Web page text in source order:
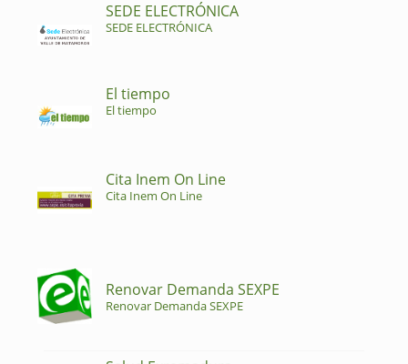
SEDE ELECTRÓNICA
SEDE ELECTRÓNICA
El tiempo
El tiempo
Cita Inem On Line
Cita Inem On Line
Renovar Demanda SEXPE
Renovar Demanda SEXPE